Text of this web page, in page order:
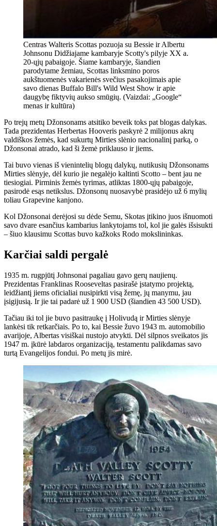
Centras Walteris Scottas pozuoja su Bessie ir Albertu
Johnsonu Didžiajame kambaryje Scotty's pilyje XX a.
20-ųjų pabaigoje. Šiame kambaryje, šiandien
parodytame žemiau, Scottas linksmino poros
aukštuomenės vakarienės svečius pasakojimais apie
savo dienas Buffalo Bill's Wild West Show ir apie
daugybę fiktyvių aukso smūgių. (Vaizdai: „Google“
menas ir kultūra)
Po trejų metų Džonsonams atsitiko beveik toks pat blogas dalykas.
Tada prezidentas Herbertas Hooveris paskyrė 2 milijonus akrų
valdiškos žemės, kad sukurtų Mirties slėnio nacionalinį parką, o
Džonsonai atrado, kad ši žemė priklauso ir jiems.
Tai buvo vienas iš vienintelių blogų dalykų, nutikusių Džonsonams
Mirties slėnyje, dėl kurio jie negalėjo kaltinti Scotto – bent jau ne
tiesiogiai. Pirminis žemės tyrimas, atliktas 1800-ųjų pabaigoje,
pasirodė esąs netikslus. Džonsonų nuosavybė prasidėjo už 6 mylių
toliau Grapevine kanjono.
Kol Džonsonai derėjosi su dėde Semu, Skotas įtikino juos išnuomoti
savo dvare esančius kambarius lankytojams tol, kol jie galės išsisukti
– šiuo klausimu Scottas buvo kažkoks Rodo mokslininkas.
Karčiai saldi pergalė
1935 m. rugpjūtį Johnsonai pagaliau gavo gerų naujienų.
Prezidentas Franklinas Rooseveltas pasirašė įstatymo projektą,
leidžiantį jiems oficialiai nusipirkti visą žemę, jų manymu, jau
įsigijusią. Ir jie tai padarė už 1 900 USD (šiandien 43 500 USD).
Tačiau iki tol jie buvo pasitraukę į Holivudą ir Mirties slėnyje
lankėsi tik retkarčiais. Po to, kai Bessie žuvo 1943 m. automobilio
avarijoje, Albertas visiškai nustojo atvykti. Dėl silpnos sveikatos jis
1947 m. įkūrė labdaros organizaciją, testamentu palikdamas savo
turtą Evangelijos fondui. Po metų jis mirė.